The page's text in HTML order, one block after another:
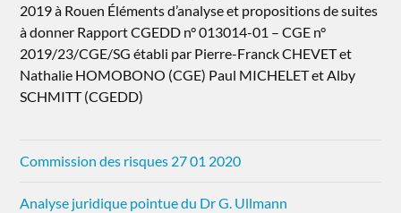
2019 à Rouen Éléments d’analyse et propositions de suites
à donner Rapport CGEDD n° 013014-01 – CGE n°
2019/23/CGE/SG établi par Pierre-Franck CHEVET et
Nathalie HOMOBONO (CGE) Paul MICHELET et Alby
SCHMITT (CGEDD)
Commission des risques 27 01 2020
Analyse juridique pointue du Dr G. Ullmann